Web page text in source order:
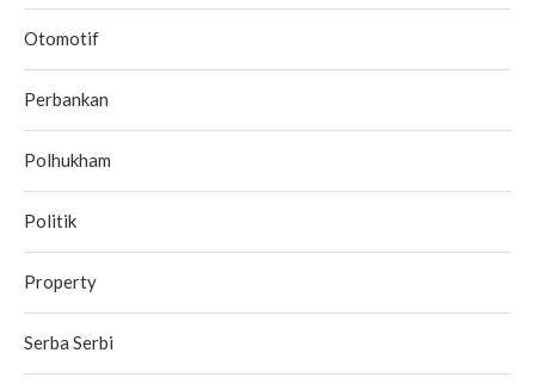
Otomotif
Perbankan
Polhukham
Politik
Property
Serba Serbi